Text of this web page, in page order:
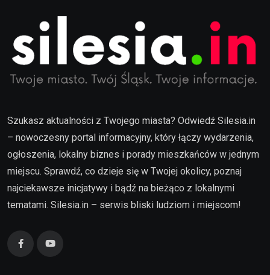
Szukasz aktualności z Twojego miasta? Odwiedź Silesia.in
– nowoczesny portal informacyjny, który łączy wydarzenia,
ogłoszenia, lokalny biznes i porady mieszkańców w jednym
miejscu. Sprawdź, co dzieje się w Twojej okolicy, poznaj
najciekawsze inicjatywy i bądź na bieżąco z lokalnymi
tematami. Silesia.in – serwis bliski ludziom i miejscom!